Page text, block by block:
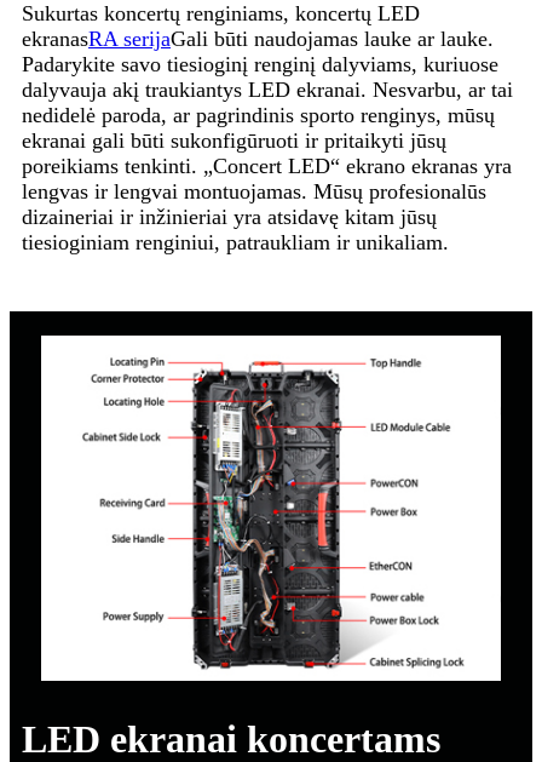
Sukurtas koncertų renginiams, koncertų LED
ekranasRA serijaGali būti naudojamas lauke ar lauke.
Padarykite savo tiesioginį renginį dalyviams, kuriuose
dalyvauja akį traukiantys LED ekranai. Nesvarbu, ar tai
nedidelė paroda, ar pagrindinis sporto renginys, mūsų
ekranai gali būti sukonfigūruoti ir pritaikyti jūsų
poreikiams tenkinti. „Concert LED“ ekrano ekranas yra
lengvas ir lengvai montuojamas. Mūsų profesionalūs
dizaineriai ir inžinieriai yra atsidavę kitam jūsų
tiesioginiam renginiui, patraukliam ir unikaliam.
LED ekranai koncertams